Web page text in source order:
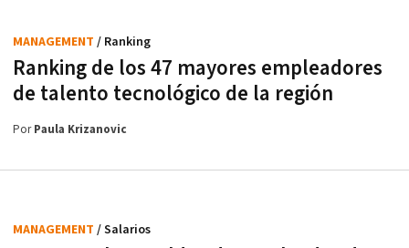
Ranking de los 47 mayores empleadores
de talento tecnológico de la región
MANAGEMENT / Ranking
PorPaula Krizanovic
MANAGEMENT / Salarios